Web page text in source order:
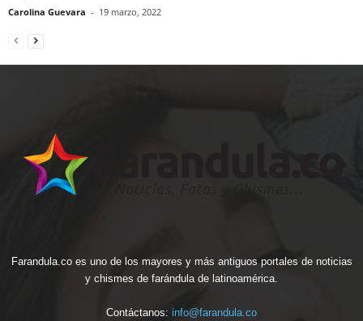
Carolina Guevara - 19 marzo, 2022
Farandula.co es uno de los mayores y más antiguos portales de noticias
y chismes de farándula de latinoamérica.
Contáctanos: info@farandula.co